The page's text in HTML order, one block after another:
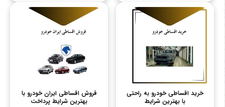
خرید اقساطی خودرو به راحتی
با بهترین شرایط
فروش اقساطی ایران خودرو با
بهترین شرایط پرداخت